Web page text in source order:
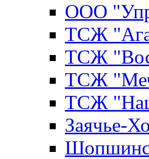
ООО
ТСЖ
ТСЖ
ТСЖ
ТСЖ
Заячье-